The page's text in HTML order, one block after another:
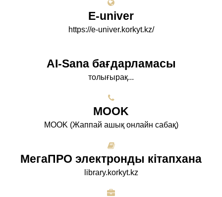
E-univer
https://e-univer.korkyt.kz/
AI-Sana бағдарламасы
толығырақ...
МООK
МООK (Жаппай ашық онлайн сабақ)
МегаПРО электронды кітапхана
library.korkyt.kz